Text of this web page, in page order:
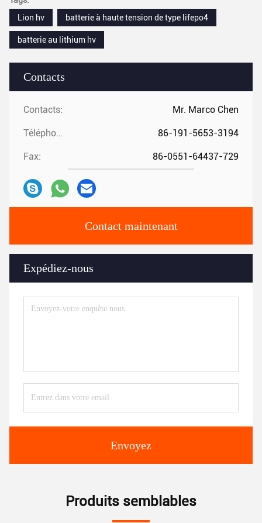
Contacts
Contacts: Mr. Marco Chen
Téléphone: 86-191-5653-3194
Fax: 86-0551-64437-729
Contact maintenant
Expédiez-nous
Envoyez
Lion hv
batterie à haute tension de type lifepo4
batterie au lithium hv
Produits semblables